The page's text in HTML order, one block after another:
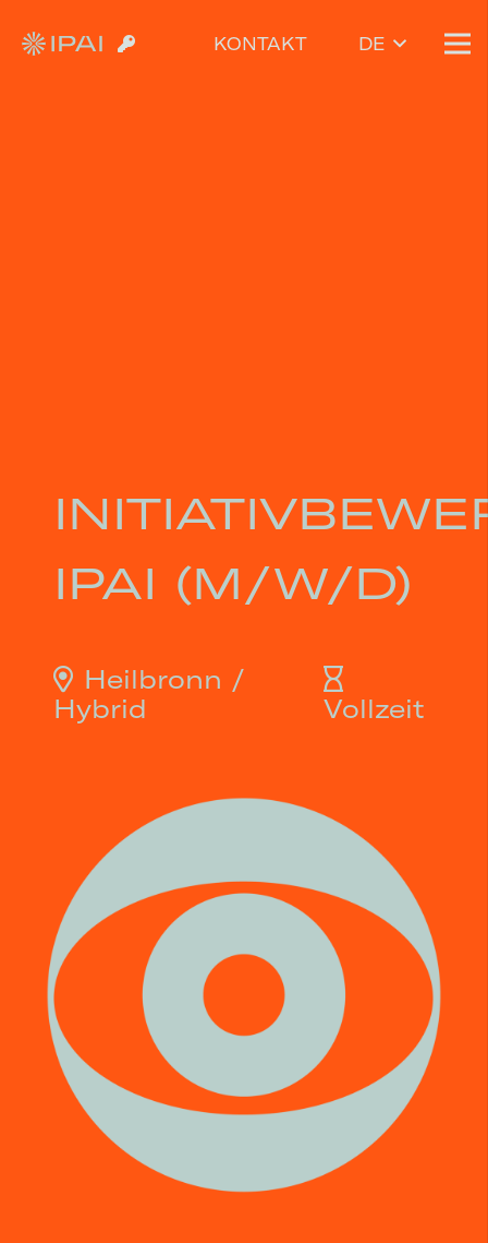
KONTAKT DE
IPAI (M/W/D)
Heilbronn /
Hybrid
Vollzeit